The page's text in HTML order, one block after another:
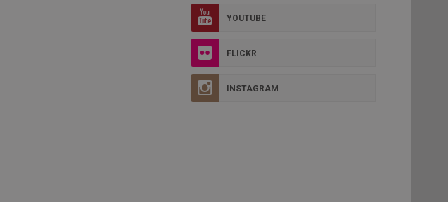
YOUTUBE
FLICKR
INSTAGRAM